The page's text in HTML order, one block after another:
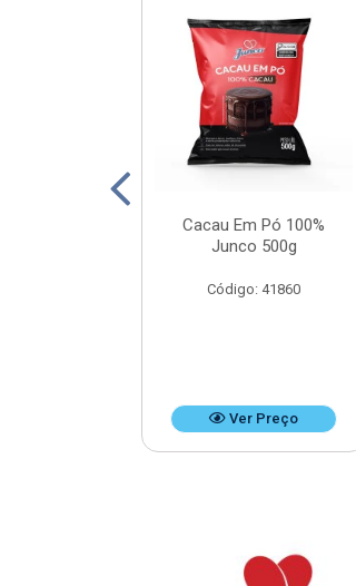
Cacau Em Pó 100%
Junco 500g
Código: 41860
Ver Preço